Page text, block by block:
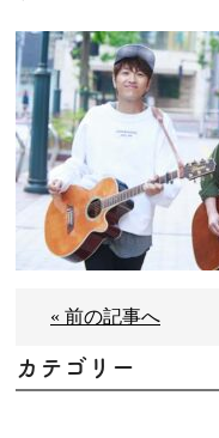
« 前の記事へ
カテゴリー